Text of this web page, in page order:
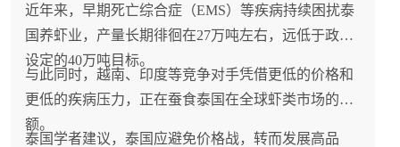
近年来，早期死亡综合症（EMS）等疾病持续困扰泰
国养虾业，产量长期徘徊在27万吨左右，远低于政府
设定的40万吨目标。
与此同时，越南、印度等竞争对手凭借更低的价格和
更低的疾病压力，正在蚕食泰国在全球虾类市场的份
额。
泰国学者建议，泰国应避免价格战，转而发展高品